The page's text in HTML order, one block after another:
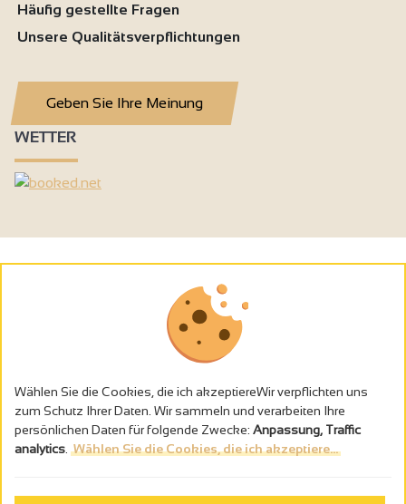
Häufig gestellte Fragen
Unsere Qualitätsverpflichtungen
Geben Sie Ihre Meinung
WETTER
Alkoholmissbrauch ist gefährlich für die Gesundheit - trinken Sie in
Wählen Sie die Cookies, die ich akzeptiereWir verpflichten uns
zum Schutz Ihrer Daten. Wir sammeln und verarbeiten Ihre
persönlichen Daten für folgende Zwecke: Anpassung, Traffic
analytics Wählen Sie die Cookies, die ich akzeptiere...